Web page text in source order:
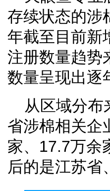
存续状态的涉
年截至目前新
注册数量趋势
数量呈现出逐
从区域分
省涉棉相关企
家、17.7万余
后的是江苏省